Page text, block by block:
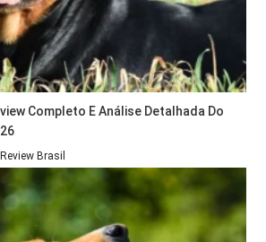
Completo E Análise Detalhada Do
Brasil